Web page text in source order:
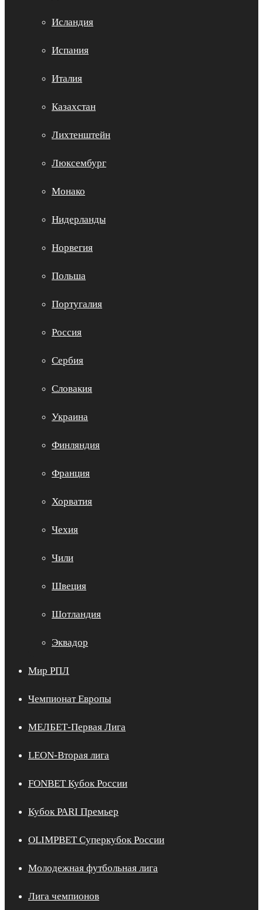
Исландия
Испания
Италия
Казахстан
Лихтенштейн
Люксембург
Монако
Нидерланды
Норвегия
Польша
Португалия
Россия
Сербия
Словакия
Украина
Финляндия
Франция
Хорватия
Чехия
Чили
Швеция
Шотландия
Эквадор
Мир РПЛ
Чемпионат Европы
МЕЛБЕТ-Первая Лига
LEON-Вторая лига
FONBET Кубок России
Кубок PARI Премьер
OLIMPBET Суперкубок России
Молодежная футбольная лига
Лига чемпионов